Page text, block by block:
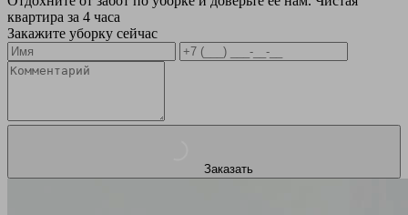
квартира за 4 часа
Закажите уборку сейчас
Заказать